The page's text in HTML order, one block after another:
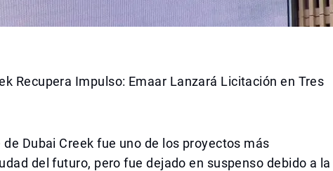
Recupera Impulso: Emaar Lanzará Licitación en Tres
de Dubai Creek fue uno de los proyectos más
del futuro, pero fue dejado en suspenso debido a la